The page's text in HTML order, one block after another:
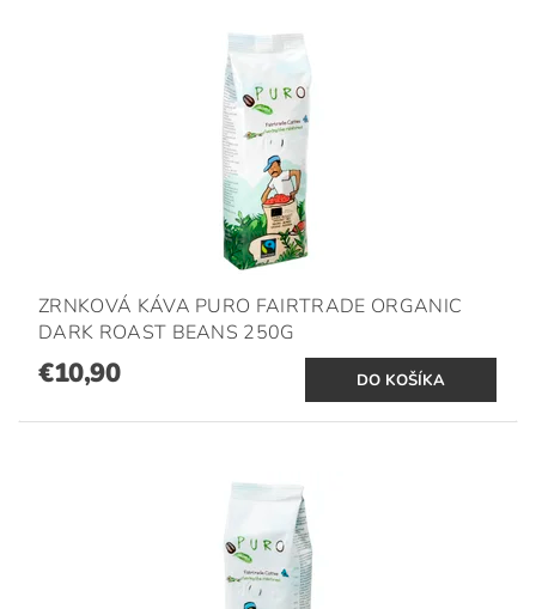
ZRNKOVÁ KÁVA PURO FAIRTRADE ORGANIC
DARK ROAST BEANS 250G
€10,90